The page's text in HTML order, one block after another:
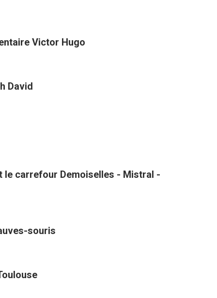
Victor Hugo
David
le carrefour Demoiselles - Mistral -
souris